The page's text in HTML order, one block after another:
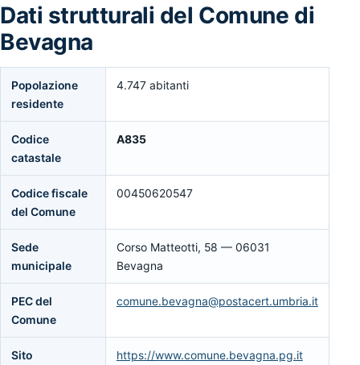
Dati strutturali del Comune di
Bevagna
Popolazione
residente
4.747 abitanti
Codice
catastale
A835
Codice fiscale
del Comune
00450620547
Sede
municipale
Corso Matteotti, 58 — 06031
Bevagna
PEC del
Comune
comune.bevagna@postacert.umbria.it
Sito
https://www.comune.bevagna.pg.it